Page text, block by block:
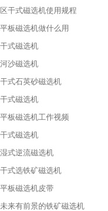
干式磁选机使用规程
板磁选机做什么用
式磁选机
沙磁选机
式石英砂磁选机
式磁选机
板磁选机工作视频
式磁选机
式逆流磁选机
式选铁矿磁选机
板磁选机皮带
来有前景的铁矿磁选机